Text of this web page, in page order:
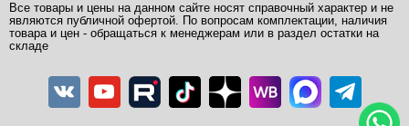
Все товары и цены на данном сайте носят справочный характер и не
являются публичной офертой. По вопросам комплектации, наличия
товара и цен - обращаться к менеджерам или в раздел остатки на
складе